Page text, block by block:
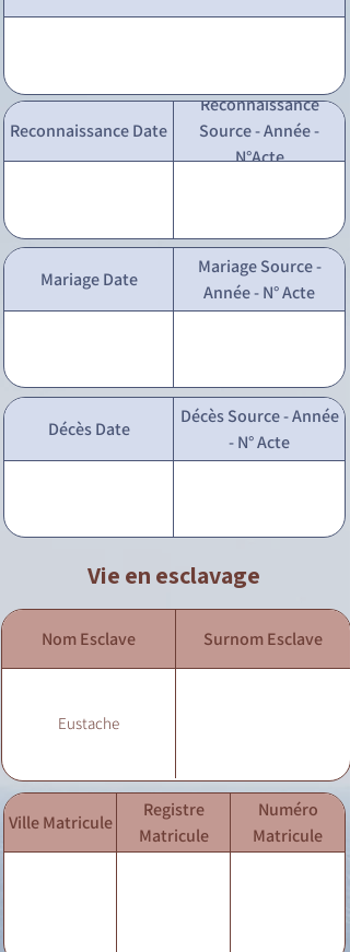
Reconnaissance Date
Reconnaissance
Source - Année -
N°Acte
Mariage Date
Mariage Source -
Année - N° Acte
Décès Date
Décès Source - Année
- N° Acte
Vie en esclavage
Nom Esclave Surnom Esclave
Eustache
Ville Matricule
Registre
Matricule
Numéro
Matricule